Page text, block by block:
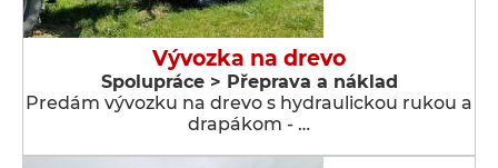
Vývozka na drevo
Spolupráce > Přeprava a náklad
Predám vývozku na drevo s hydraulickou rukou a
drapákom - …